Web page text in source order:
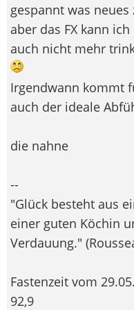
gespannt was neues
aber das FX kann
auch nicht mehr
Irgendwann kommt
auch der ideale
die nahne
--
"Glück besteht aus
einer guten Köchin
Verdauung."
Fastenzeit vom
92,9